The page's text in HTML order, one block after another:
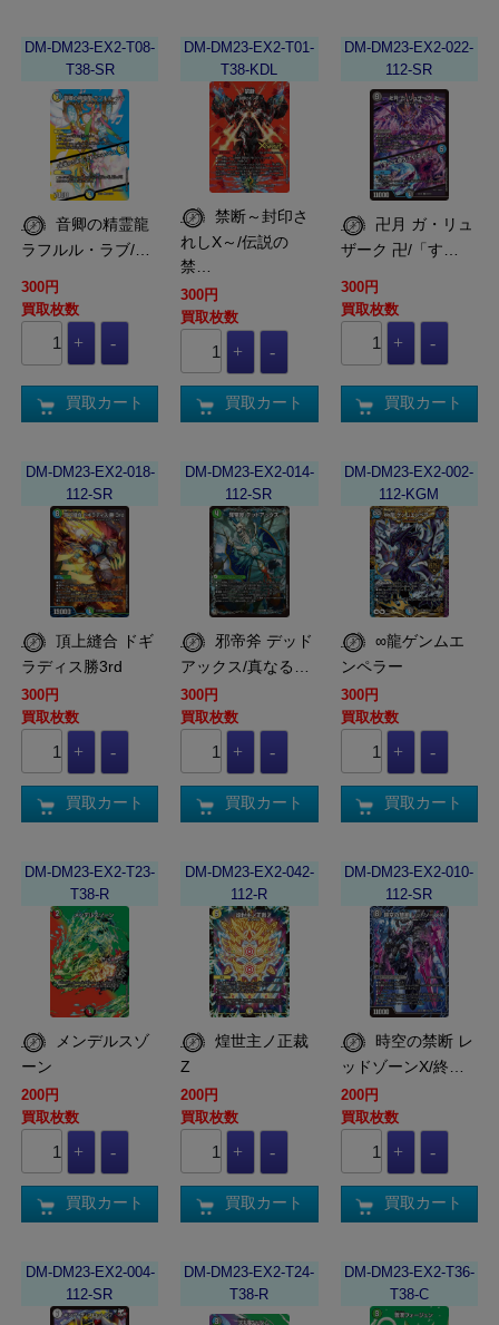
DM-DM23-EX2-T08-
T38-SR
ラフルル・ラブ/…
300円
買取枚数
買取カート
DM-DM23-EX2-T01-
T38-KDL
禁断～封印さ
れしX～/伝説の
禁…
300円
買取枚数
買取カート
DM-DM23-EX2-022-
112-SR
ザーク 卍/「す…
300円
買取枚数
買取カート
DM-DM23-EX2-018-
112-SR
ラディス勝3rd
300円
買取枚数
買取カート
DM-DM23-EX2-014-
112-SR
アックス/真なる…
300円
買取枚数
買取カート
DM-DM23-EX2-002-
112-KGM
ンペラー
300円
買取枚数
買取カート
DM-DM23-EX2-T23-
T38-R
ーン
200円
買取枚数
買取カート
DM-DM23-EX2-042-
112-R
煌世主ノ正裁
Z
200円
買取枚数
買取カート
DM-DM23-EX2-010-
112-SR
ッドゾーンX/終…
200円
買取枚数
買取カート
DM-DM23-EX2-004-
112-SR
DM-DM23-EX2-T24-
T38-R
DM-DM23-EX2-T36-
T38-C